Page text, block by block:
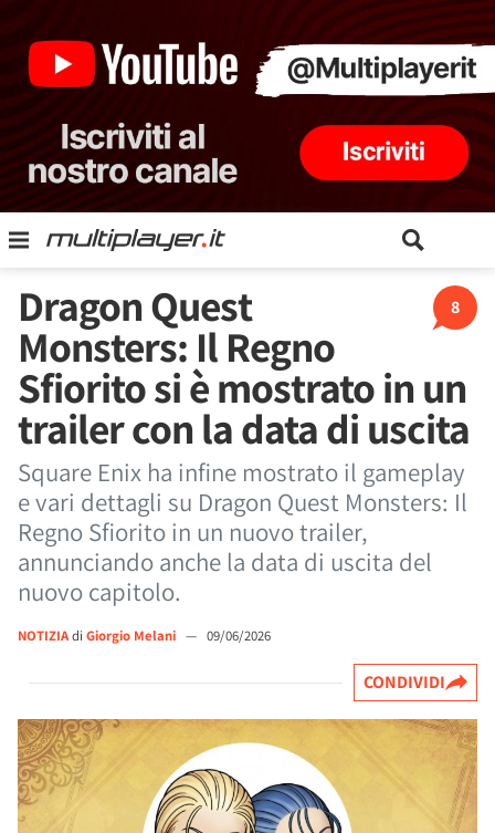
8
Dragon Quest
Monsters: Il Regno
Sfiorito si è mostrato in un
trailer con la data di uscita
Square Enix ha infine mostrato il gameplay
e vari dettagli su Dragon Quest Monsters: Il
Regno Sfiorito in un nuovo trailer,
annunciando anche la data di uscita del
nuovo capitolo.
NOTIZIAdi Giorgio Melani — 09/06/2026
CONDIVIDI